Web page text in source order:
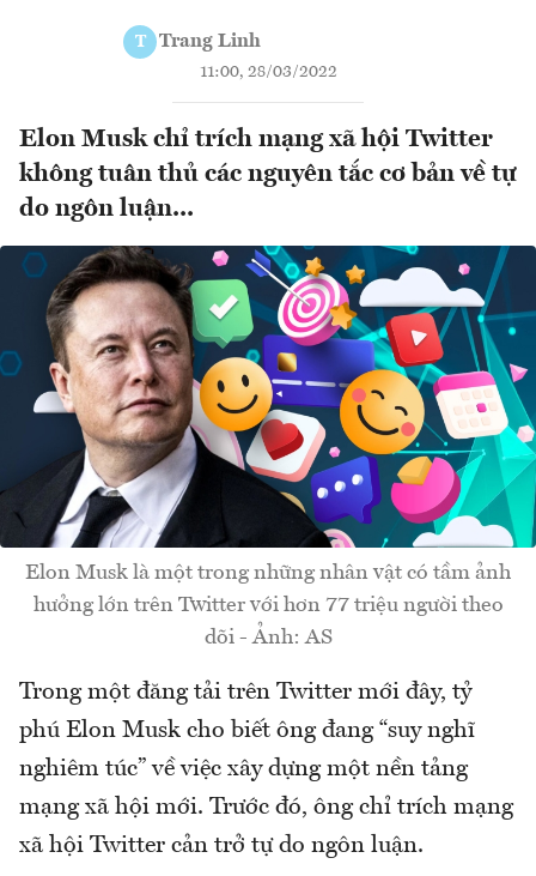
T Trang Linh
11:00, 28/03/2022
Elon Musk chỉ trích mạng xã hội Twitter
không tuân thủ các nguyên tắc cơ bản về tự
do ngôn luận...
Elon Musk là một trong những nhân vật có tầm ảnh
hưởng lớn trên Twitter với hơn 77 triệu người theo
dõi - Ảnh: AS
Trong một đăng tải trên Twitter mới đây, tỷ
phú Elon Musk cho biết ông đang “suy nghĩ
nghiêm túc” về việc xây dựng một nền tảng
mạng xã hội mới. Trước đó, ông chỉ trích mạng
xã hội Twitter cản trở tự do ngôn luận.